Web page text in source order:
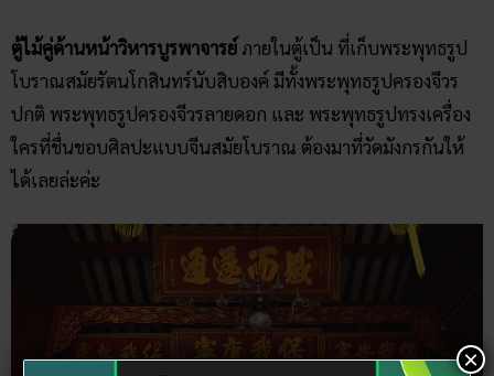
ตู้ไม้คู่ด้านหน้าวิหารบูรพาจารย์ภายในตู้เป็น ที่เก็บพระพุทธรูป
โบราณสมัยรัตนโกสินทร์นับสิบองค์ มีทั้งพระพุทธรูปครองจีวร
ปกติ พระพุทธรูปครองจีวรลายดอก และ พระพุทธรูปทรงเครื่อง
ใครที่ชื่นชอบศิลปะแบบจีนสมัยโบราณ ต้องมาที่วัดมังกรกันให้
ได้เลยล่ะค่ะ
×